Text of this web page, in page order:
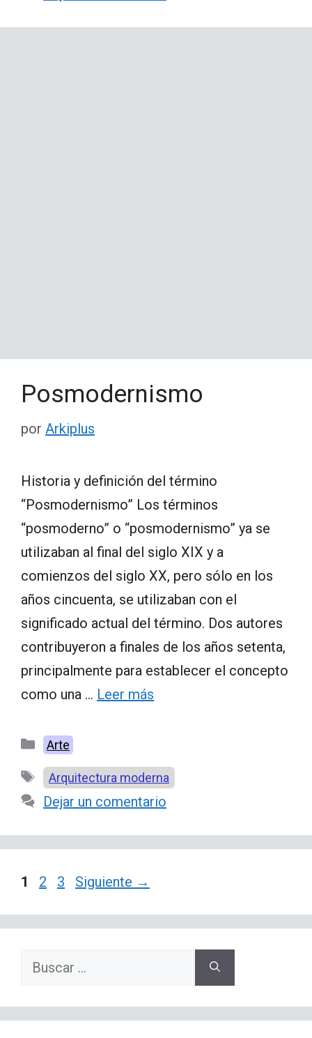
Posmodernismo
por Arkiplus
Historia y definición del término
“Posmodernismo” Los términos
“posmoderno” o “posmodernismo” ya se
utilizaban al final del siglo XIX y a
comienzos del siglo XX, pero sólo en los
años cincuenta, se utilizaban con el
significado actual del término. Dos autores
contribuyeron a finales de los años setenta,
principalmente para establecer el concepto
como una … Leer más
Categorías
Arte
Etiquetas
Arquitectura moderna
Dejar un comentario
Página
1 Página
2 Página
3 Siguiente →
Buscar: